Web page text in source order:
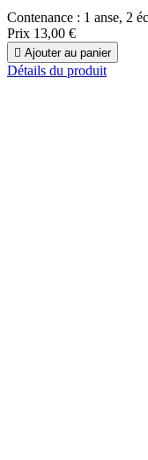
Contenance : 1 anse, 2
Prix 13,00 €
 Ajouter au panier
Détails du produit